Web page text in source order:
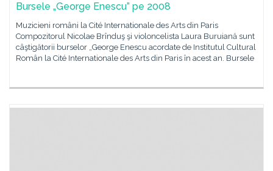
Bursele „George Enescu” pe 2008
Muzicieni români la Cité Internationale des Arts din Paris
Compozitorul Nicolae Brînduş şi violoncelista Laura Buruiană sunt
câştigătorii burselor „George Enescu acordate de Institutul Cultural
Român la Cité Internationale des Arts din Paris în acest an. Bursele